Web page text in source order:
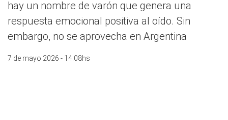
hay un nombre de varón que genera una
respuesta emocional positiva al oído. Sin
embargo, no se aprovecha en Argentina
7 de mayo 2026 - 14:08hs